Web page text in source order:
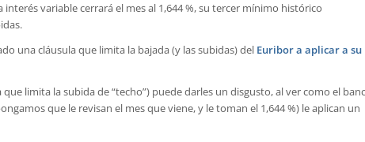
variable cerrará el mes al 1,644 %, su tercer mínimo histórico
una cláusula que limita la bajada (y las subidas) del Euribor a aplicar a su
limita la subida de “techo”) puede darles un disgusto, al ver como el
que le revisan el mes que viene, y le toman el 1,644 %) le aplican un